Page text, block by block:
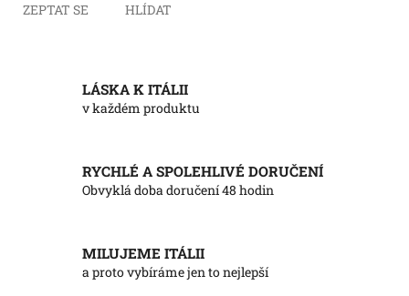
ZEPTAT SE HLÍDAT
LÁSKA K ITÁLII
v každém produktu
RYCHLÉ A SPOLEHLIVÉ DORUČENÍ
Obvyklá doba doručení 48 hodin
MILUJEME ITÁLII
a proto vybíráme jen to nejlepší